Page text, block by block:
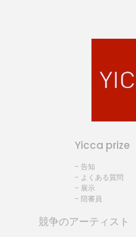
Yicca prize
- 告知
- よくある質問
- 展示
- 陪審員
競争のアーティスト